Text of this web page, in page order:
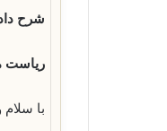
شرح
ریاست
با